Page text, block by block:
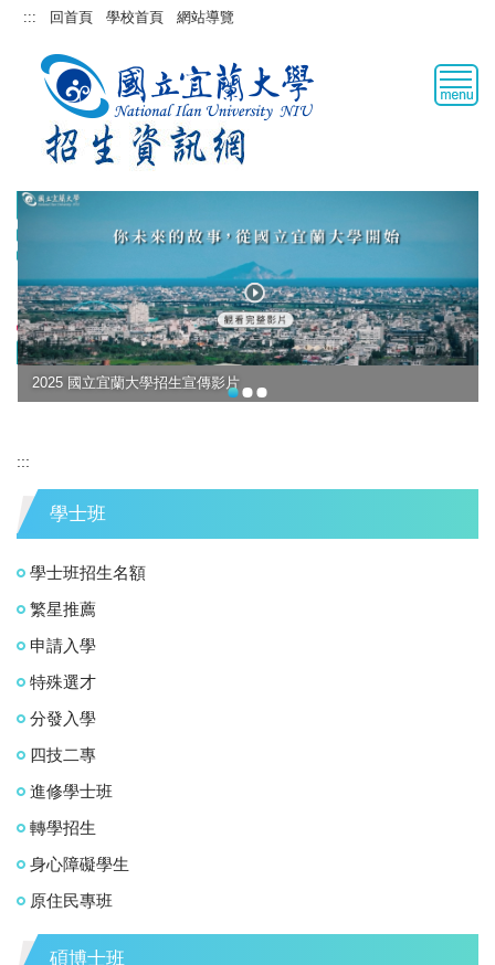
跳::: 回首頁 學校首頁 網站導覽
2025 國立宜蘭大學招生宣傳影片
:::
學士班
學士班招生名額
繁星推薦
申請入學
特殊選才
分發入學
四技二專
進修學士班
轉學招生
身心障礙學生
原住民專班
碩博士班